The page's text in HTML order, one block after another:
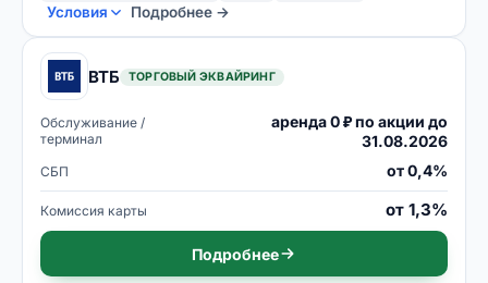
Условия Подробнее →
ВТБ ТОРГОВЫЙ ЭКВАЙРИНГ
Обслуживание /
терминал
аренда 0 ₽ по акции до
31.08.2026
СБП от 0,4%
Комиссия карты от 1,3%
Подробнее